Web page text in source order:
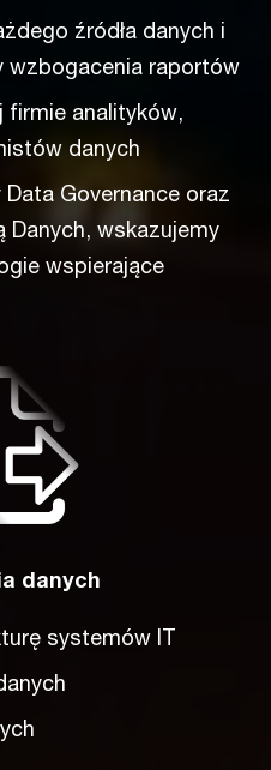
źródła danych i
wzbogacenia raportów
firmie analityków,
danych
Governance oraz
Danych, wskazujemy
wspierające
danych
systemów IT